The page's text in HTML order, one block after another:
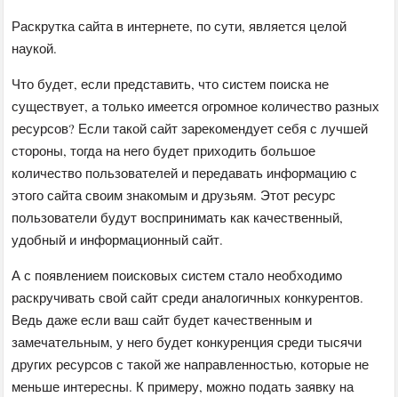
Раскрутка сайта в интернете, по сути, является целой
наукой.
Что будет, если представить, что систем поиска не
существует, а только имеется огромное количество разных
ресурсов? Если такой сайт зарекомендует себя с лучшей
стороны, тогда на него будет приходить большое
количество пользователей и передавать информацию с
этого сайта своим знакомым и друзьям. Этот ресурс
пользователи будут воспринимать как качественный,
удобный и информационный сайт.
А с появлением поисковых систем стало необходимо
раскручивать свой сайт среди аналогичных конкурентов.
Ведь даже если ваш сайт будет качественным и
замечательным, у него будет конкуренция среди тысячи
других ресурсов с такой же направленностью, которые не
меньше интересны. К примеру, можно подать заявку на